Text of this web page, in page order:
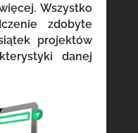
Wszystko
zdobyte
projektów
danej